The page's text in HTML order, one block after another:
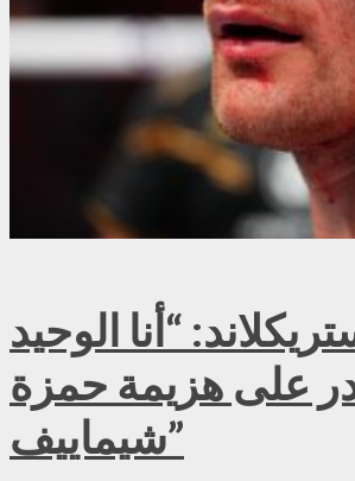
“أنا الوحيد
على هزيمة حمزة
شيماييف”